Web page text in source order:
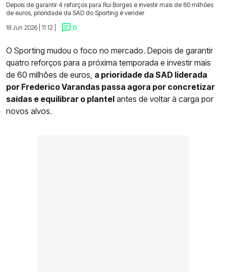
Depois de garantir 4 reforços para Rui Borges e investir mais de 60 milhões
de euros, prioridade da SAD do Sporting é vender
19 Jun 2026 | 11:12 |
0
O Sporting mudou o foco no mercado. Depois de garantir
quatro reforços para a próxima temporada e investir mais
de 60 milhões de euros, a prioridade da SAD liderada
por Frederico Varandas passa agora por concretizar
saídas e equilibrar o plantel antes de voltar à carga por
novos alvos.